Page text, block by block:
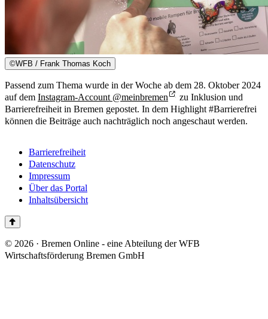
©WFB / Frank Thomas Koch
Passend zum Thema wurde in der Woche ab dem 28. Oktober 2024
auf dem Instagram-Account @meinbremen
zu Inklusion und
Barrierefreiheit in Bremen gepostet. In dem Highlight #Barrierefrei
können die Beiträge auch nachträglich noch angeschaut werden.
Barrierefreiheit
Datenschutz
Impressum
Über das Portal
Inhaltsübersicht
© 2026 · Bremen Online - eine Abteilung der WFB
Wirtschaftsförderung Bremen GmbH